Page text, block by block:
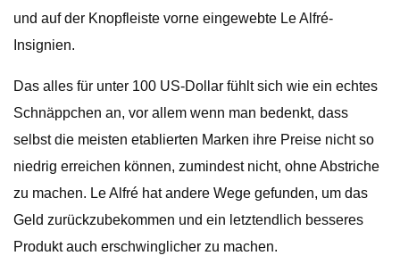
und auf der Knopfleiste vorne eingewebte Le Alfré-
Insignien.
Das alles für unter 100 US-Dollar fühlt sich wie ein echtes
Schnäppchen an, vor allem wenn man bedenkt, dass
selbst die meisten etablierten Marken ihre Preise nicht so
niedrig erreichen können, zumindest nicht, ohne Abstriche
zu machen. Le Alfré hat andere Wege gefunden, um das
Geld zurückzubekommen und ein letztendlich besseres
Produkt auch erschwinglicher zu machen.